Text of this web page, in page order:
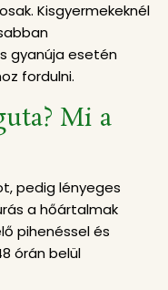
Kisgyermekeknél
gyanúja esetén
fordulni.
Mi a
pedig lényeges
a hőártalmak
pihenéssel és
órán belül